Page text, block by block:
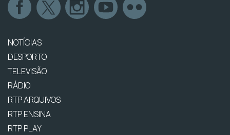
NOTÍCIAS
DESPORTO
TELEVISÃO
RÁDIO
RTP ARQUIVOS
RTP ENSINA
RTP PLAY